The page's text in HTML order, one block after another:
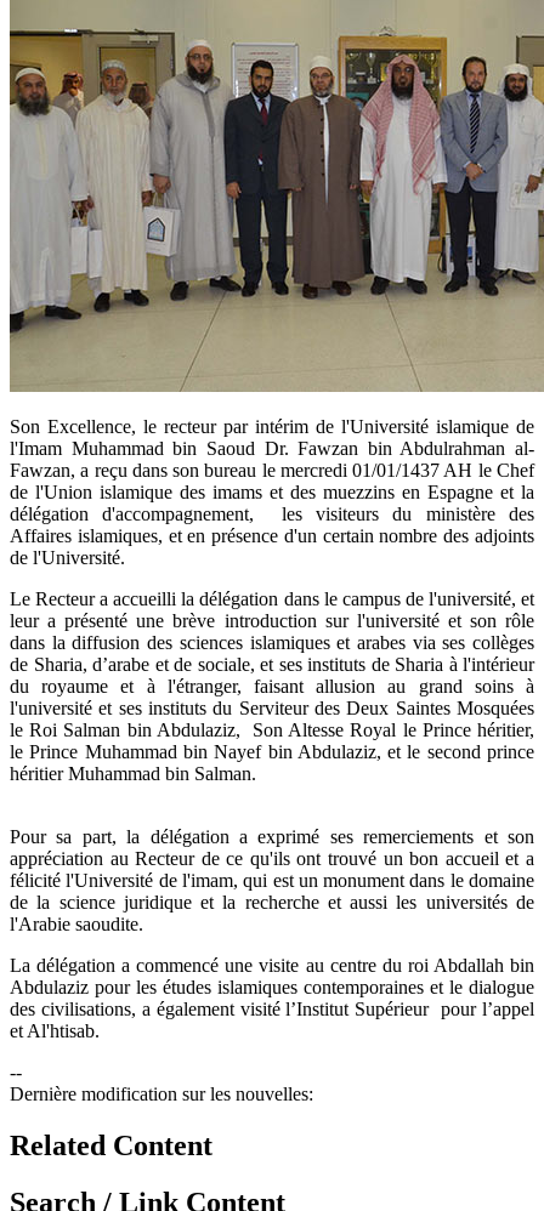
​Son Excellence, le recteur par intérim de l'Université islamique de
l'Imam Muhammad bin Saoud Dr. Fawzan bin Abdulrahman al-
Fawzan, a reçu dans son bureau le mercredi 01/01/1437 AH le Chef
de l'Union islamique des imams et des muezzins en Espagne et la
délégation d'accompagnement, les visiteurs du ministère des
Affaires islamiques, et en présence d'un certain nombre des adjoints
de l'Université.
Le Recteur a accueilli la délégation dans le campus de l'université, et
leur a présenté une brève introduction sur l'université et son rôle
dans la diffusion des sciences islamiques et arabes via ses collèges
de Sharia, d’arabe et de sociale, et ses instituts de Sharia à l'intérieur
du royaume et à l'étranger, faisant allusion au grand soins à
l'université et ses instituts du Serviteur des Deux Saintes Mosquées
le Roi Salman bin Abdulaziz, Son Altesse Royal le Prince héritier,
le Prince Muhammad bin Nayef bin Abdulaziz, et le second prince
héritier Muhammad bin Salman.
Pour sa part, la délégation a exprimé ses remerciements et son
appréciation au Recteur de ce qu'ils ont trouvé un bon accueil et a
félicité l'Université de l'imam, qui est un monument dans le domaine
de la science juridique et la recherche et aussi les universités de
l'Arabie saoudite.
La délégation a commencé une visite au centre du roi Abdallah bin
Abdulaziz pour les études islamiques contemporaines et le dialogue
des civilisations, a également visité l’Institut Supérieur pour l’appel
et Al'htisab.
--
Dernière modification sur les nouvelles:
Related Content
Search / Link Content